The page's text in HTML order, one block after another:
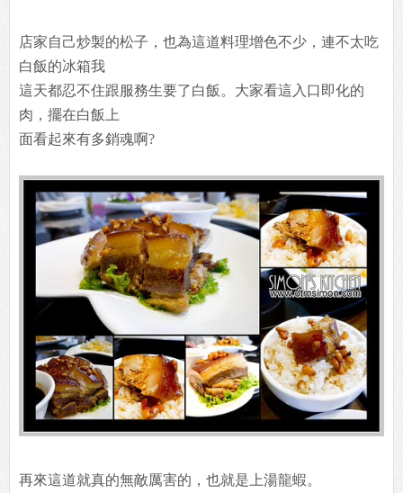
店家自己炒製的松子，也為這道料理增色不少，連不太吃
白飯的冰箱我
這天都忍不住跟服務生要了白飯。大家看這入口即化的
肉，擺在白飯上
面看起來有多銷魂啊?
再來這道就真的無敵厲害的，也就是上湯龍蝦。